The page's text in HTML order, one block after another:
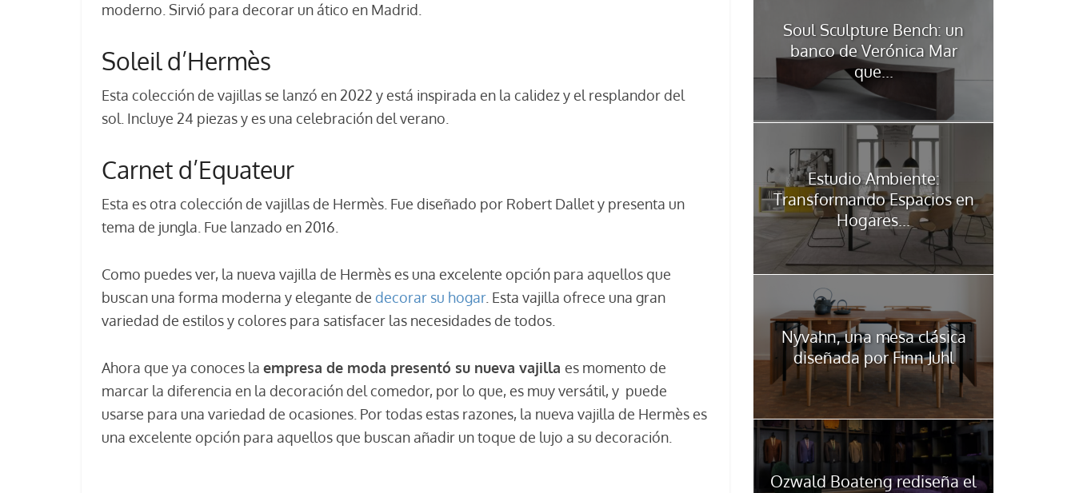
moderno. Sirvió para decorar un ático en Madrid.
Soleil d’Hermès
Esta colección de vajillas se lanzó en 2022 y está inspirada en la calidez y el resplandor del
sol. Incluye 24 piezas y es una celebración del verano.
Carnet d’Equateur
Esta es otra colección de vajillas de Hermès. Fue diseñado por Robert Dallet y presenta un
tema de jungla. Fue lanzado en 2016.
Como puedes ver, la nueva vajilla de Hermès es una excelente opción para aquellos que
buscan una forma moderna y elegante de decorar su hogar. Esta vajilla ofrece una gran
variedad de estilos y colores para satisfacer las necesidades de todos.
Ahora que ya conoces la empresa de moda presentó su nueva vajilla es momento de
marcar la diferencia en la decoración del comedor, por lo que, es muy versátil, y puede
usarse para una variedad de ocasiones. Por todas estas razones, la nueva vajilla de Hermès es
una excelente opción para aquellos que buscan añadir un toque de lujo a su decoración.
Soul Sculpture Bench: un
banco de Verónica Mar
que...
Estudio Ambiente:
Transformando Espacios en
Hogares...
Nyvahn, una mesa clásica
diseñada por Finn Juhl
Ozwald Boateng rediseña el